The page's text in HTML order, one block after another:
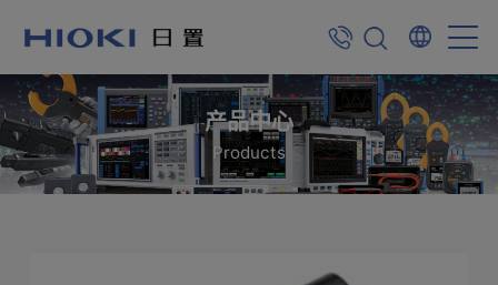
产品中心
Products